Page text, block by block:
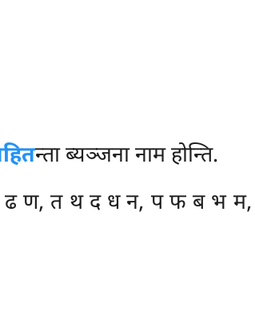
न्ता ब्यञ्जना नाम होन्ति.
ण, त थ द ध न, प फ ब भ